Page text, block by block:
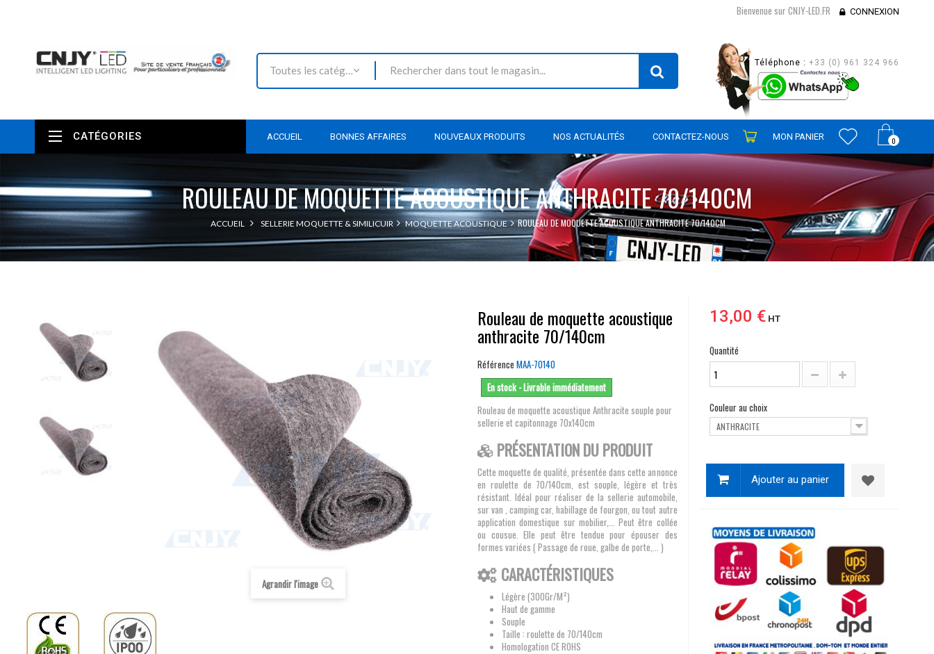
Bienvenue sur CNJY-LED.FR CONNEXION
Toutes les catégories
Téléphone : +33 (0) 961 324 966
0
ACCUEIL BONNES AFFAIRES NOUVEAUX PRODUITS NOS ACTUALITÉS CONTACTEZ-NOUS MON PANIER
CATÉGORIES
ROULEAU DE MOQUETTE ACOUSTIQUE ANTHRACITE 70/140CM
ACCUEIL SELLERIE MOQUETTE & SIMILICUIR MOQUETTE ACOUSTIQUE ROULEAU DE MOQUETTE ACOUSTIQUE ANTHRACITE 70/140CM
Agrandir l'image
Rouleau de moquette acoustique
anthracite 70/140cm
Référence MAA-70140
En stock - Livrable immédiatement
Rouleau de moquette acoustique Anthracite souple pour
sellerie et capitonnage 70x140cm
PRÉSENTATION DU PRODUIT
Cette moquette de qualité, présentée dans cette annonce
en roulette de 70/140cm, est souple, légère et très
résistant. Idéal pour réaliser de la sellerie automobile,
sur van , camping car, habillage de fourgon, ou tout autre
application domestique sur mobilier,... Peut être collée
ou cousue. Elle peut être tendue pour épouser des
formes variées ( Passage de roue, galbe de porte,... )
CARACTÉRISTIQUES
Légère (300Gr/M²)
Haut de gamme
Souple
Taille : roulette de 70/140cm
Homologation CE ROHS
13,00 €HT
Quantité
Couleur au choix
ANTHRACITE
Ajouter au panier